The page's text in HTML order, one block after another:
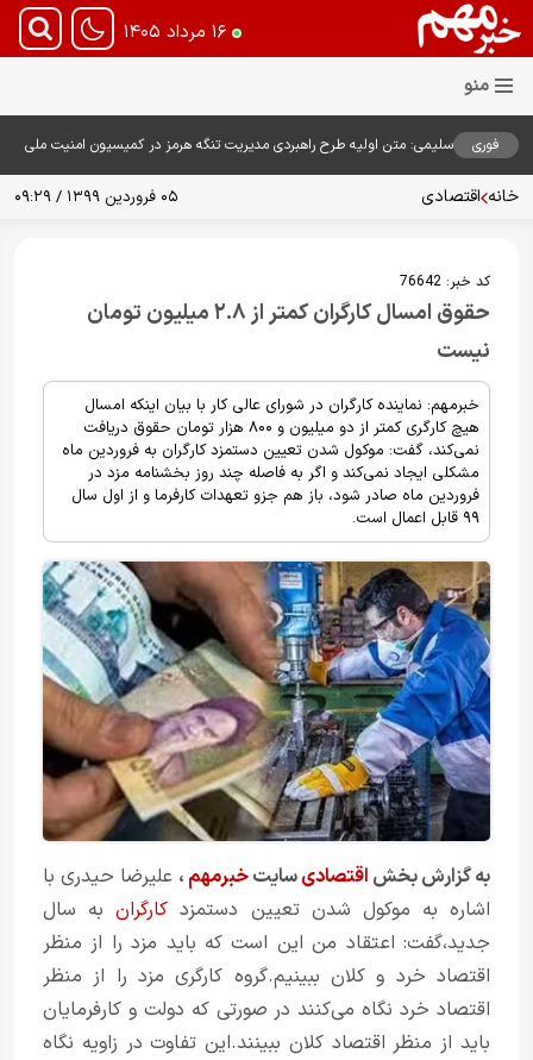
۱۶ مرداد ۱۴۰۵
فوری
سلیمی: متن اولیه طرح راهبردی مدیریت تنگه هرمز در کمیسیون امنیت ملی
خانه اقتصادی ۰۵ فروردین ۱۳۹۹ / ۰۹:۲۹
کد خبر: 76642
حقوق امسال کارگران کمتر از ۲.۸ میلیون تومان
نیست
خبرمهم: نماینده کارگران در شورای عالی کار با بیان اینکه امسال
هیچ کارگری کمتر از دو میلیون و ۸۰۰ هزار تومان حقوق دریافت
نمی‌کند، گفت: موکول شدن تعیین دستمزد کارگران به فروردین ماه
مشکلی ایجاد نمی‌کند و اگر به فاصله چند روز بخشنامه مزد در
فروردین ماه صادر شود، باز هم جزو تعهدات کارفرما و از اول سال
۹۹ قابل اعمال است.
به گزارش بخش اقتصادیسایتخبرمهم ، علیرضا حیدری با
اشاره به موکول شدن تعیین دستمزد کارگرانبه سال
جدید،گفت: اعتقاد من این است که باید مزد را از منظر
اقتصاد خرد و کلان ببینیم.گروه کارگری مزد را از منظر
اقتصاد خرد نگاه می‌کنند در صورتی که دولت و کارفرمایان
باید از منظر اقتصاد کلان ببینند.این تفاوت در زاویه نگاه